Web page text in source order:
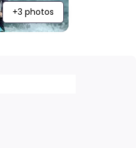
+3 photos